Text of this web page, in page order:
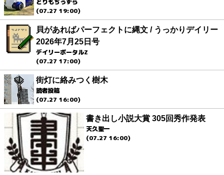
とりもちうずら
(07.27 19:00)
貝があればパーフェクトに縄文 / うっかりデイリー
2026年7月25日号
デイリーポータルZ
(07.27 17:00)
街灯に絡みつく樹木
読者投稿
(07.27 16:00)
書き出し小説大賞 305回秀作発表
天久聖一
(07.27 16:00)